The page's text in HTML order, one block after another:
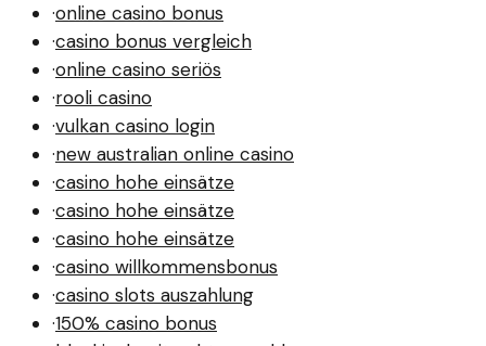
·online casino bonus
·casino bonus vergleich
·online casino seriös
·rooli casino
·vulkan casino login
·new australian online casino
·casino hohe einsätze
·casino hohe einsätze
·casino hohe einsätze
·casino willkommensbonus
·casino slots auszahlung
·150% casino bonus